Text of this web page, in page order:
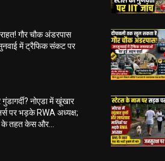
गौर चौक अंडरपास
में ट्रैफिक संकट पर
नोएडा में खूंखार
पर भड़के RWA अध्यक्ष;
के तहत केस और...